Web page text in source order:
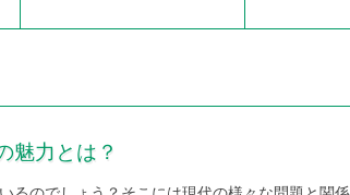
魅力とは？